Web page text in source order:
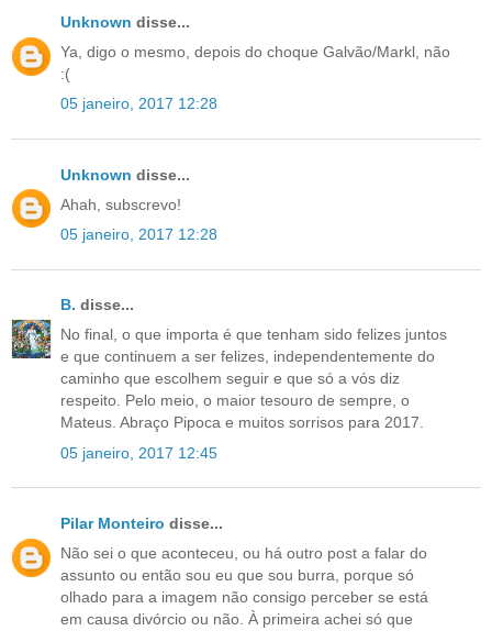
Unknown disse...
Ya, digo o mesmo, depois do choque Galvão/Markl, não
:(
05 janeiro, 2017 12:28
Unknown disse...
Ahah, subscrevo!
05 janeiro, 2017 12:28
B. disse...
No final, o que importa é que tenham sido felizes juntos
e que continuem a ser felizes, independentemente do
caminho que escolhem seguir e que só a vós diz
respeito. Pelo meio, o maior tesouro de sempre, o
Mateus. Abraço Pipoca e muitos sorrisos para 2017.
05 janeiro, 2017 12:45
Pilar Monteiro disse...
Não sei o que aconteceu, ou há outro post a falar do
assunto ou então sou eu que sou burra, porque só
olhado para a imagem não consigo perceber se está
em causa divórcio ou não. À primeira achei só que